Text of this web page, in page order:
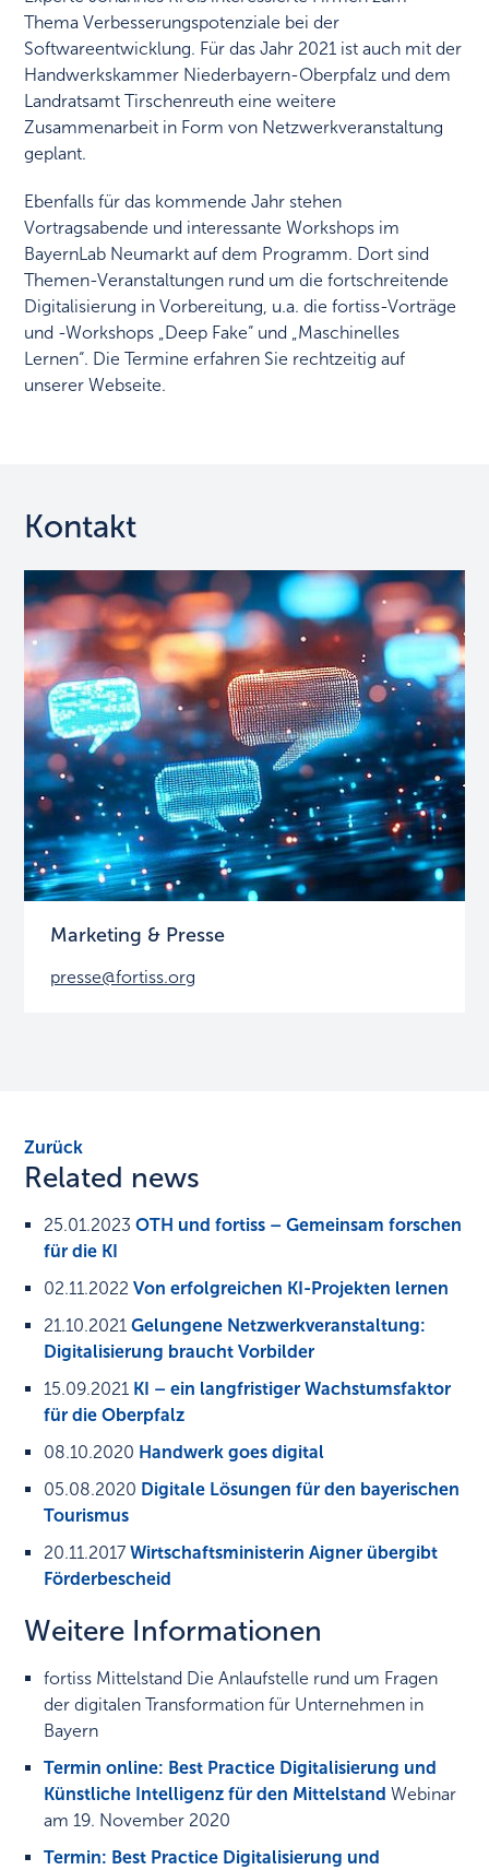
Thema Verbesserungspotenziale bei der
Softwareentwicklung. Für das Jahr 2021 ist auch mit der
Handwerkskammer Niederbayern-Oberpfalz und dem
Landratsamt Tirschenreuth eine weitere
Zusammenarbeit in Form von Netzwerkveranstaltung
geplant.
Ebenfalls für das kommende Jahr stehen
Vortragsabende und interessante Workshops im
BayernLab Neumarkt auf dem Programm. Dort sind
Themen-Veranstaltungen rund um die fortschreitende
Digitalisierung in Vorbereitung, u.a. die fortiss-Vorträge
und -Workshops „Deep Fake“ und „Maschinelles
Lernen“. Die Termine erfahren Sie rechtzeitig auf
unserer Webseite.
Kontakt
Marketing & Presse
presse@fortiss.org
Zurück
Related news
25.01.2023 OTH und fortiss – Gemeinsam forschen
für die KI
02.11.2022 Von erfolgreichen KI-Projekten lernen
21.10.2021 Gelungene Netzwerkveranstaltung:
Digitalisierung braucht Vorbilder
15.09.2021 KI – ein langfristiger Wachstumsfaktor
für die Oberpfalz
08.10.2020 Handwerk goes digital
05.08.2020 Digitale Lösungen für den bayerischen
Tourismus
20.11.2017 Wirtschaftsministerin Aigner übergibt
Förderbescheid
Weitere Informationen
fortiss Mittelstand Die Anlaufstelle rund um Fragen
der digitalen Transformation für Unternehmen in
Bayern
Termin online: Best Practice Digitalisierung und
Künstliche Intelligenz für den Mittelstand Webinar
am 19. November 2020
Termin: Best Practice Digitalisierung und